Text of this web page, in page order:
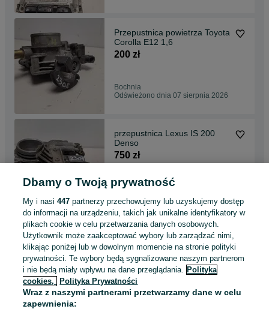
Przepustnica powietrza Toyota
Corolla E12 1,6
200 zł
Bochnia
Odświeżono dnia 07 sierpnia 2026
przepustnica Lexus IS 200
Denso
750 zł
Bochnia
Odświeżono dnia 07 sierpnia 2026
Alternator 1,9 2,0 tdi passat
b6, golf v, leon 2, octavia 2
130 zł
Bochnia
Odświeżono dnia 07 sierpnia 2026
Dbamy o Twoją prywatność
My i nasi447 partnerzy przechowujemy lub uzyskujemy dostęp
do informacji na urządzeniu, takich jak unikalne identyfikatory w
plikach cookie w celu przetwarzania danych osobowych.
Użytkownik może zaakceptować wybory lub zarządzać nimi,
klikając poniżej lub w dowolnym momencie na stronie polityki
prywatności. Te wybory będą sygnalizowane naszym partnerom
i nie będą miały wpływu na dane przeglądania. Polityka
cookies,
Polityka Prywatności
Wraz z naszymi partnerami przetwarzamy dane w celu
zapewnienia: